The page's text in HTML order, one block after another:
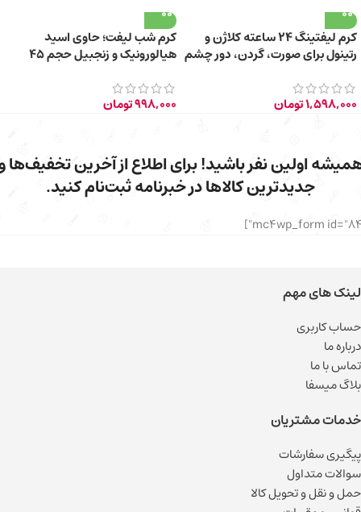
کرم لیفتینگ ۲۴ ساعته کلاژن و
رتینول برای صورت، گردن، دور چشم
1,598,000تومان
کرم شب لیفت؛ حاوی اسید
هیالورونیک و زنجبیل حجم 45
998,000تومان
اولین نفر باشید! برای اطلاع از آخرین تخفیف‌ها
جدیدترین کالاها در خبرنامه ثبت‌نام کنید.
لینک های مهم
حساب کاربری
درباره ما
تماس با ما
بلاگ میسفا
خدمات مشتریان
پیگیری سفارشات
سوالات متداول
حمل و نقل و تحویل کالا